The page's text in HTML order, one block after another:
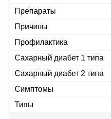
Препараты
Причины
Профилактика
Сахарный диабет 1 типа
Сахарный диабет 2 типа
Симптомы
Типы